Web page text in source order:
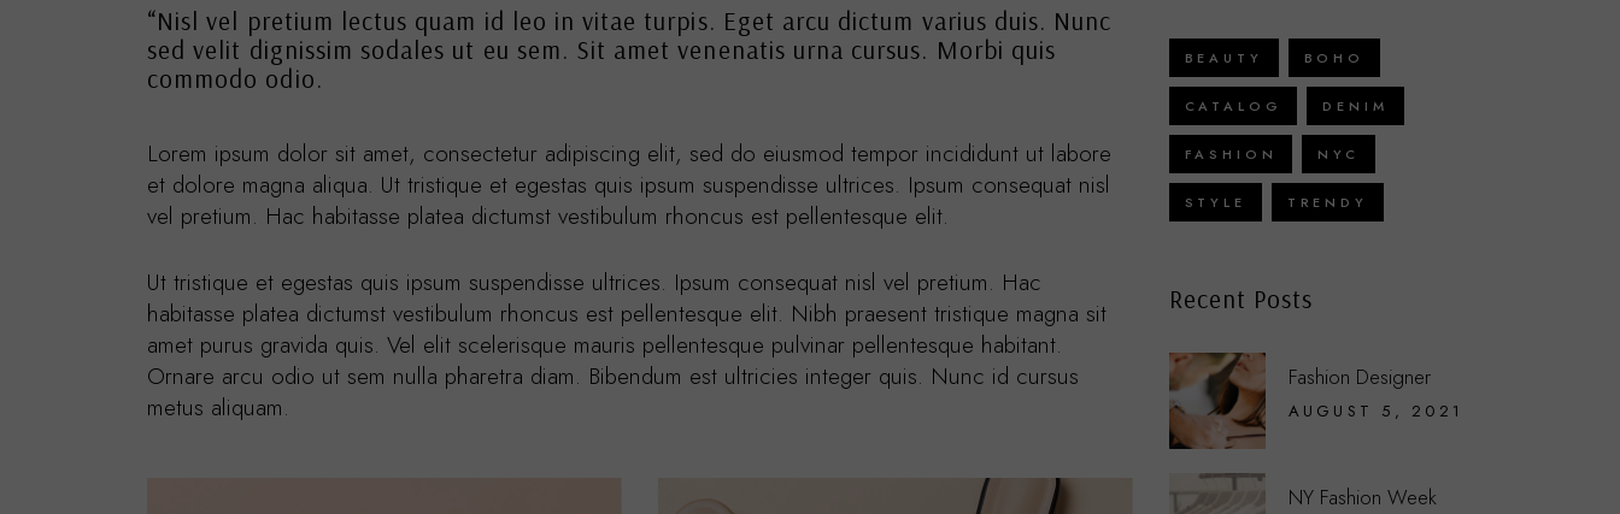
“Nisl vel pretium lectus quam id leo in vitae turpis. Eget arcu dictum varius duis. Nunc
sed velit dignissim sodales ut eu sem. Sit amet venenatis urna cursus. Morbi quis
commodo odio.
Lorem ipsum dolor sit amet, consectetur adipiscing elit, sed do eiusmod tempor incididunt ut labore
et dolore magna aliqua. Ut tristique et egestas quis ipsum suspendisse ultrices. Ipsum consequat nisl
vel pretium. Hac habitasse platea dictumst vestibulum rhoncus est pellentesque elit.
Ut tristique et egestas quis ipsum suspendisse ultrices. Ipsum consequat nisl vel pretium. Hac
habitasse platea dictumst vestibulum rhoncus est pellentesque elit. Nibh praesent tristique magna sit
amet purus gravida quis. Vel elit scelerisque mauris pellentesque pulvinar pellentesque habitant.
Ornare arcu odio ut sem nulla pharetra diam. Bibendum est ultricies integer quis. Nunc id cursus
metus aliquam.
BEAUTY BOHO
CATALOG DENIM
FASHION NYC
STYLE TRENDY
Recent Posts
Fashion Designer
AUGUST 5, 2021
NY Fashion Week